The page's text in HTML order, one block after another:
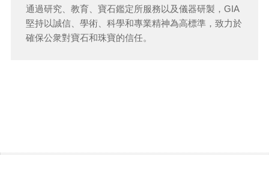
通過研究、教育、寶石鑑定所服務以及儀器研製，GIA
堅持以誠信、學術、科學和專業精神為高標準，致力於
確保公衆對寶石和珠寶的信任。